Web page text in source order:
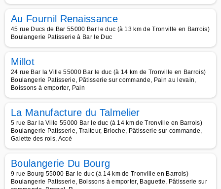
Au Fournil Renaissance
45 rue Ducs de Bar 55000 Bar le duc (à 13 km de Tronville en Barrois)
Boulangerie Patisserie à Bar le Duc
Millot
24 rue Bar la Ville 55000 Bar le duc (à 14 km de Tronville en Barrois)
Boulangerie Patisserie, Pâtisserie sur commande, Pain au levain,
Boissons à emporter, Pain
La Manufacture du Talmelier
5 rue Bar la Ville 55000 Bar le duc (à 14 km de Tronville en Barrois)
Boulangerie Patisserie, Traiteur, Brioche, Pâtisserie sur commande,
Galette des rois, Accè
Boulangerie Du Bourg
9 rue Bourg 55000 Bar le duc (à 14 km de Tronville en Barrois)
Boulangerie Patisserie, Boissons à emporter, Baguette, Pâtisserie sur